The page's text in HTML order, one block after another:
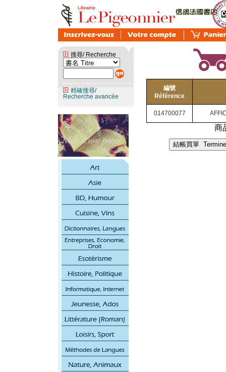
搜尋/ Recherche
精確搜尋/
Recherche avancée
編號
Référence
014700077
商